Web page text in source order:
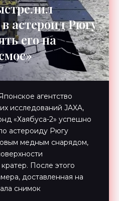
астероид Рюгу
его на
агентство
исследований JAXA,
«Хаябуса-2» успешно
астероиду Рюгу
медным снарядом,
После этого
доставленная на
снимок